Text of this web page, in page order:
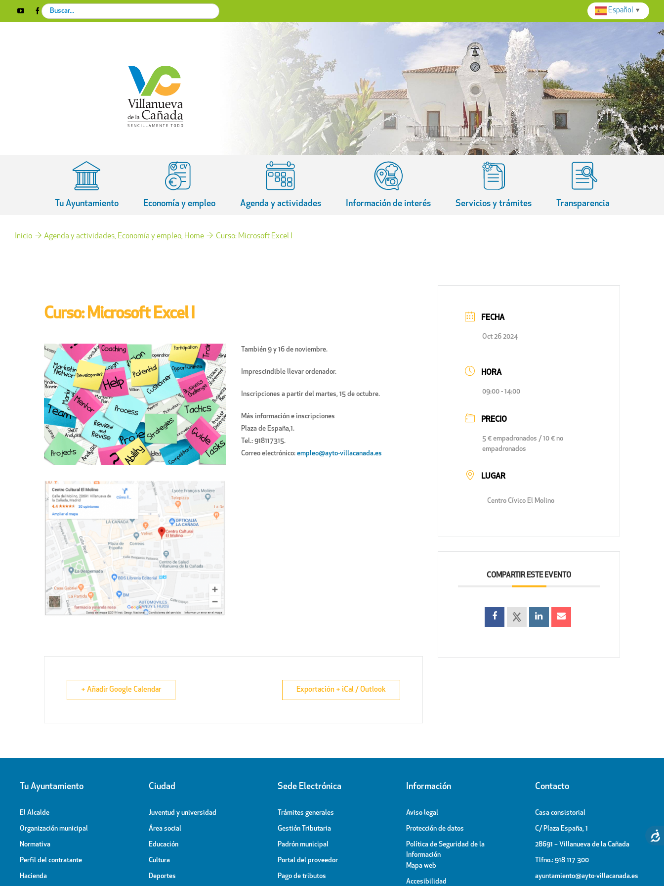
YouTubeFacebookInstagram
X
Search
for:
Tu Ayuntamiento Economía y empleo Agenda y actividades Información de interés Servicios y trámites Transparencia
Inicio Agenda y actividades Economía y empleo Home Curso: Microsoft Excel I
Curso: Microsoft Excel I
También 9 y 16 de noviembre.
Imprescindible llevar ordenador.
Inscripciones a partir del martes, 15 de octubre.
Más información e inscripciones
Plaza de España,1.
Tel.: 918117315.
Correo electrónico: empleo@ayto-villacanada.es
+ Añadir Google Calendar Exportación + iCal / Outlook
FECHA
Oct 26 2024
HORA
09:00 - 14:00
PRECIO
5 € empadronados / 10 € no
empadronados
LUGAR
Centro Cívico El Molino
COMPARTIR ESTE EVENTO
Tu Ayuntamiento
El Alcalde
Organización municipal
Normativa
Perfil del contratante
Hacienda
Ciudad
Juventud y universidad
Área social
Educación
Cultura
Deportes
Sede Electrónica
Trámites generales
Gestión Tributaria
Padrón municipal
Portal del proveedor
Pago de tributos
Información
Aviso legal
Protección de datos
Política de Seguridad de la
Información
Mapa web
Accesibilidad
Contacto
Casa consistorial
C/ Plaza España, 1
28691 – Villanueva de la Cañada
Tlfno.: 918 117 300
ayuntamiento@ayto-villacanada.es
Español ▼